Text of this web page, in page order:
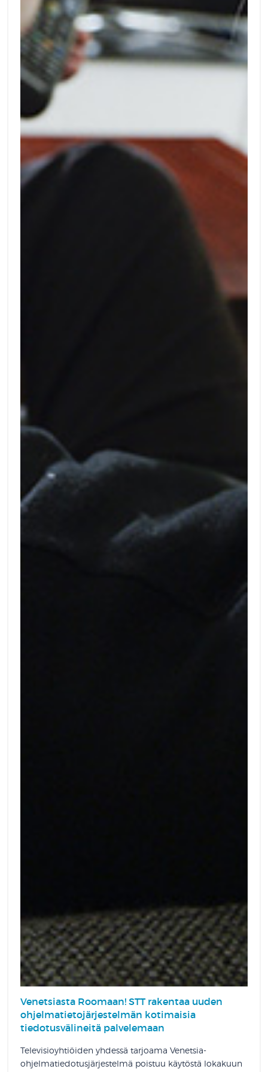
Venetsiasta Roomaan! STT rakentaa uuden
ohjelmatietojärjestelmän kotimaisia
tiedotusvälineitä palvelemaan
Televisioyhtiöiden yhdessä tarjoama Venetsia-
ohjelmatiedotusjärjestelmä poistuu käytöstä lokakuun